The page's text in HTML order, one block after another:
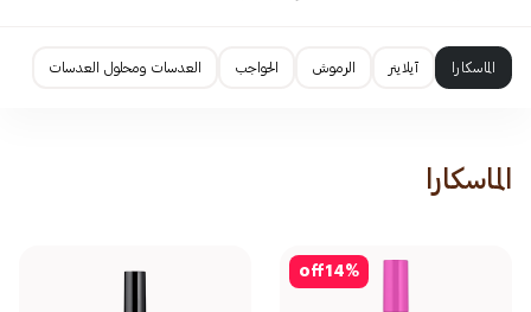
الماسكارا آيلاينر الرموش الحواجب العدسات ومحلول العدسات
الماسكارا
14%
off